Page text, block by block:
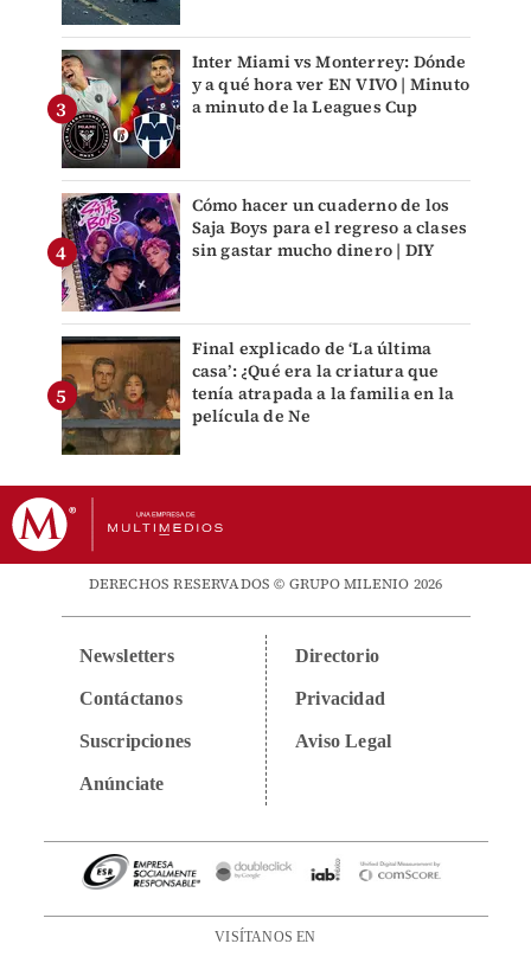
Inter Miami vs Monterrey: Dónde
y a qué hora ver EN VIVO | Minuto
a minuto de la Leagues Cup
Cómo hacer un cuaderno de los
Saja Boys para el regreso a clases
sin gastar mucho dinero | DIY
Final explicado de ‘La última
casa’: ¿Qué era la criatura que
tenía atrapada a la familia en la
película de Ne
DERECHOS RESERVADOS © GRUPO MILENIO 2026
Newsletters
Contáctanos
Suscripciones
Anúnciate
Directorio
Privacidad
Aviso Legal
VISÍTANOS EN